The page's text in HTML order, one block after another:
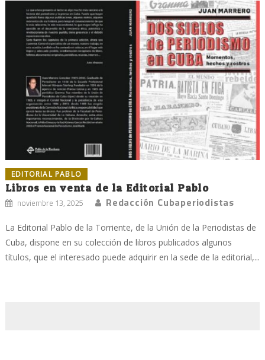
EDITORIAL PABLO
Libros en venta de la Editorial Pablo
noviembre 13, 2025 Redacción Cubaperiodistas
La Editorial Pablo de la Torriente, de la Unión de la Periodistas de
Cuba, dispone en su colección de libros publicados algunos
títulos, que el interesado puede adquirir en la sede de la editorial,...